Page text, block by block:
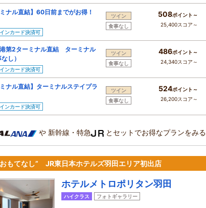
ナル直結】60日前までがお得！
ンカード決済可
ツイン
食事なし
508ポイント～
25,400スコア～
港第2ターミナル直結 ターミナル
し）
ンカード決済可
ツイン
食事なし
486ポイント～
24,340スコア～
ナル直結】ターミナルステイプラ
ンカード決済可
ツイン
食事なし
524ポイント～
26,200スコア～
や 新幹線・特急 とセットでお得なプランをみる
もてなし” JR東日本ホテルズ羽田エリア初出店
ホテルメトロポリタン羽田
ハイクラス フォトギャラリー